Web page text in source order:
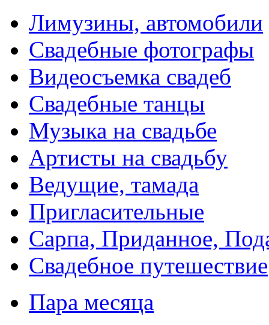
Лимузины, автомобили
Свадебные фотографы
Видеосъемка свадеб
Свадебные танцы
Музыка на свадьбе
Артисты на свадьбу
Ведущие, тамада
Пригласительные
Сарпа, Приданное,
Свадебное путешествие
Пара месяца